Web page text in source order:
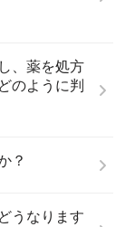
、薬を処方
のように判
？
うなります